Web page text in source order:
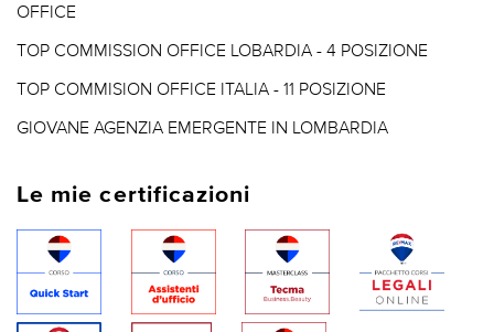
OFFICE
TOP COMMISSION OFFICE LOBARDIA - 4 POSIZIONE
TOP COMMISION OFFICE ITALIA - 11 POSIZIONE
GIOVANE AGENZIA EMERGENTE IN LOMBARDIA
Le mie certificazioni